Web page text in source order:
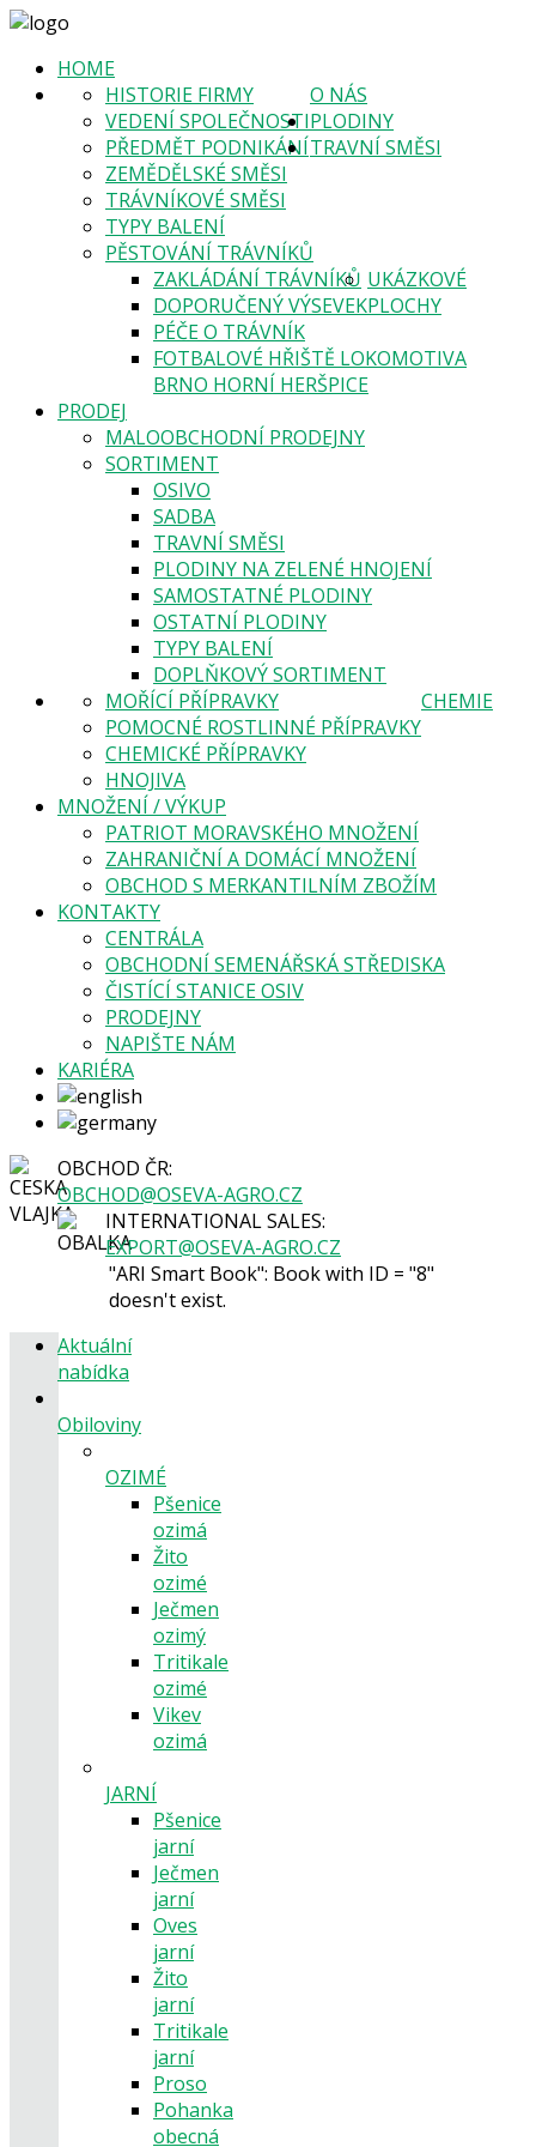
HOME
O NÁS
HISTORIE FIRMY
VEDENÍ SPOLEČNOSTI
PŘEDMĚT PODNIKÁNÍ
PLODINY
TRAVNÍ SMĚSI
ZEMĚDĚLSKÉ SMĚSI
TRÁVNÍKOVÉ SMĚSI
TYPY BALENÍ
PĚSTOVÁNÍ TRÁVNÍKŮ
ZAKLÁDÁNÍ TRÁVNÍKŮ
DOPORUČENÝ VÝSEVEK
PÉČE O TRÁVNÍK
UKÁZKOVÉ
PLOCHY
FOTBALOVÉ HŘIŠTĚ LOKOMOTIVA
BRNO HORNÍ HERŠPICE
PRODEJ
MALOOBCHODNÍ PRODEJNY
SORTIMENT
OSIVO
SADBA
TRAVNÍ SMĚSI
PLODINY NA ZELENÉ HNOJENÍ
SAMOSTATNÉ PLODINY
OSTATNÍ PLODINY
TYPY BALENÍ
DOPLŇKOVÝ SORTIMENT
CHEMIE
MOŘÍCÍ PŘÍPRAVKY
POMOCNÉ ROSTLINNÉ PŘÍPRAVKY
CHEMICKÉ PŘÍPRAVKY
HNOJIVA
MNOŽENÍ / VÝKUP
PATRIOT MORAVSKÉHO MNOŽENÍ
ZAHRANIČNÍ A DOMÁCÍ MNOŽENÍ
OBCHOD S MERKANTILNÍM ZBOŽÍM
KONTAKTY
CENTRÁLA
OBCHODNÍ SEMENÁŘSKÁ STŘEDISKA
ČISTÍCÍ STANICE OSIV
PRODEJNY
NAPIŠTE NÁM
KARIÉRA
OBCHOD ČR:
OBCHOD@OSEVA-AGRO.CZ
INTERNATIONAL SALES:
EXPORT@OSEVA-AGRO.CZ
"ARI Smart Book": Book with ID = "8"
doesn't exist.
Aktuální
nabídka
Obiloviny
OZIMÉ
Pšenice
ozimá
Žito
ozimé
Ječmen
ozimý
Tritikale
ozimé
Vikev
ozimá
JARNÍ
Pšenice
jarní
Ječmen
jarní
Oves
jarní
Žito
jarní
Tritikale
jarní
Proso
Pohanka
obecná